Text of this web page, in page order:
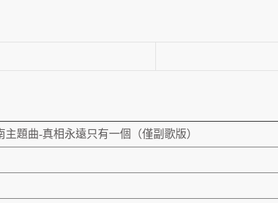
主題曲-真相永遠只有一個（僅副歌版）